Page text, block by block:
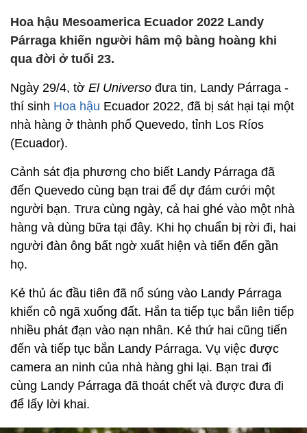
Hoa hậu Mesoamerica Ecuador 2022 Landy
Párraga khiến người hâm mộ bàng hoàng khi
qua đời ở tuổi 23.
Ngày 29/4, tờ El Universo đưa tin, Landy Párraga -
thí sinh Hoa hậu Ecuador 2022, đã bị sát hại tại một
nhà hàng ở thành phố Quevedo, tỉnh Los Ríos
(Ecuador).
Cảnh sát địa phương cho biết Landy Párraga đã
đến Quevedo cùng bạn trai để dự đám cưới một
người bạn. Trưa cùng ngày, cả hai ghé vào một nhà
hàng và dùng bữa tại đây. Khi họ chuẩn bị rời đi, hai
người đàn ông bất ngờ xuất hiện và tiến đến gần
họ.
Kẻ thủ ác đầu tiên đã nổ súng vào Landy Párraga
khiến cô ngã xuống đất. Hắn ta tiếp tục bắn liên tiếp
nhiều phát đạn vào nạn nhân. Kẻ thứ hai cũng tiến
đến và tiếp tục bắn Landy Párraga. Vụ việc được
camera an ninh của nhà hàng ghi lại. Bạn trai đi
cùng Landy Párraga đã thoát chết và được đưa đi
để lấy lời khai.